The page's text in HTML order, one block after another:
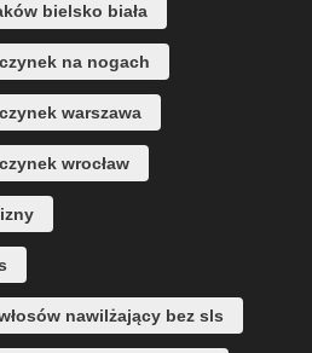
bielsko biała
na nogach
warszawa
wrocław
nawilżający bez sls